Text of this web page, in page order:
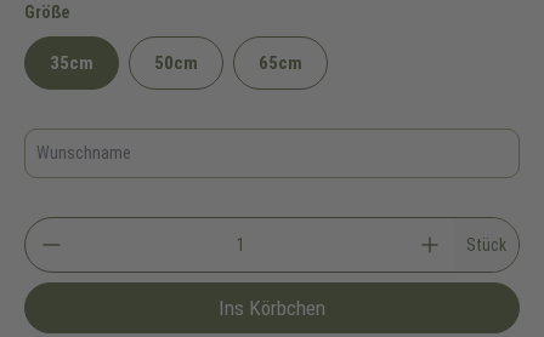
Größeauswählen
35cm 50cm 65cm
Stück
Ins Körbchen